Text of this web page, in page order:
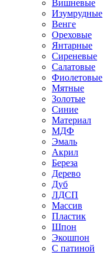
Вишневые
Изумрудные
Венге
Ореховые
Янтарные
Сиреневые
Салатовые
Фиолетовые
Мятные
Золотые
Синие
Материал
МДФ
Эмаль
Акрил
Береза
Дерево
Дуб
ЛДСП
Массив
Пластик
Шпон
Экошпон
С патиной